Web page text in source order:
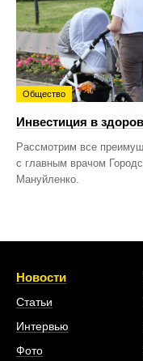
Общество
Инвестиция в
Рассмотрим все
с главным врачом
Мануйленко.
Новости
Статьи
Интервью
Фото